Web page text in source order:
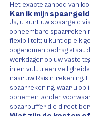
Het exacte aanbod van
Kan ik mijn
Ja, u kunt uw spaargeld
opneembare
flexibiliteit; u kunt op elk
opgenomen bedrag staat
werkdagen op uw vaste
in en vult u een
naar uw Raisin-rekening.
spaarrekening, waar u op
opnemen zonder
spaarbuffer die direct